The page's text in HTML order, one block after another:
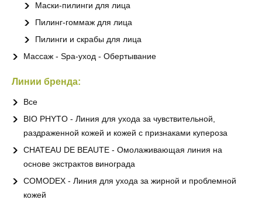
Маски-пилинги для лица
Пилинг-гоммаж для лица
Пилинги и скрабы для лица
Массаж - Spa-уход - Обертывание
Линии бренда:
Все
BIO PHYTO - Линия для ухода за чувствительной,
раздраженной кожей и кожей с признаками купероза
CHATEAU DE BEAUTE - Омолаживающая линия на
основе экстрактов винограда
COMODEX - Линия для ухода за жирной и проблемной
кожей